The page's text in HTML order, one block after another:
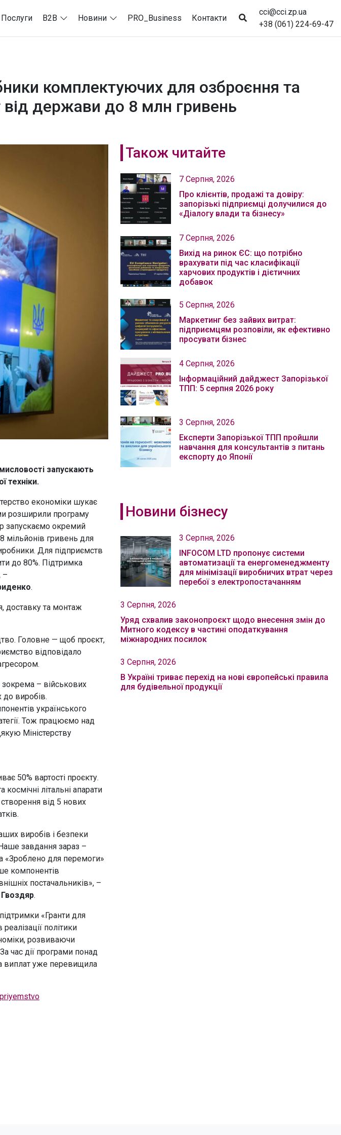
Послуги B2B Новини PRO_Business Контакти
cci@cci.zp.ua
+38 (061) 224-69-47
комплектуючих для озброєння та
від держави до 8 млн гривень
запускають
техніки.
економіки шукає
розширили програму
запускаємо окремий
мільйонів гривень для
Для підприємств
до 80%. Підтримка
–
.
доставку та монтаж
Головне — щоб проєкт,
відповідало
зокрема – військових
виробів.
українського
Тож працюємо над
Міністерству
50% вартості проєкту.
літальні апарати
від 5 нових
виробів і безпеки
завдання зараз –
«Зроблено для перемоги»
компонентів
постачальників», –
Гвоздяр.
«Гранти для
політики
розвиваючи
час дії програми понад
виплат уже перевищила
Також читайте
7 Серпня, 2026
Про клієнтів, продажі та довіру:
запорізькі підприємці долучилися до
«Діалогу влади та бізнесу»
7 Серпня, 2026
Вихід на ринок ЄС: що потрібно
врахувати під час класифікації
харчових продуктів і дієтичних
добавок
5 Серпня, 2026
Маркетинг без зайвих витрат:
підприємцям розповіли, як ефективно
просувати бізнес
4 Серпня, 2026
Інформаційний дайджест Запорізької
ТПП: 5 серпня 2026 року
3 Серпня, 2026
Експерти Запорізької ТПП пройшли
навчання для консультантів з питань
експорту до Японії
Новини бізнесу
3 Серпня, 2026
INFOCOM LTD пропонує системи
автоматизації та енергоменеджменту
для мінімізації виробничих втрат через
перебої з електропостачанням
3 Серпня, 2026
Уряд схвалив законопроєкт щодо внесення змін до
Митного кодексу в частині оподаткування
міжнародних посилок
3 Серпня, 2026
В Україні триває перехід на нові європейські правила
для будівельної продукції